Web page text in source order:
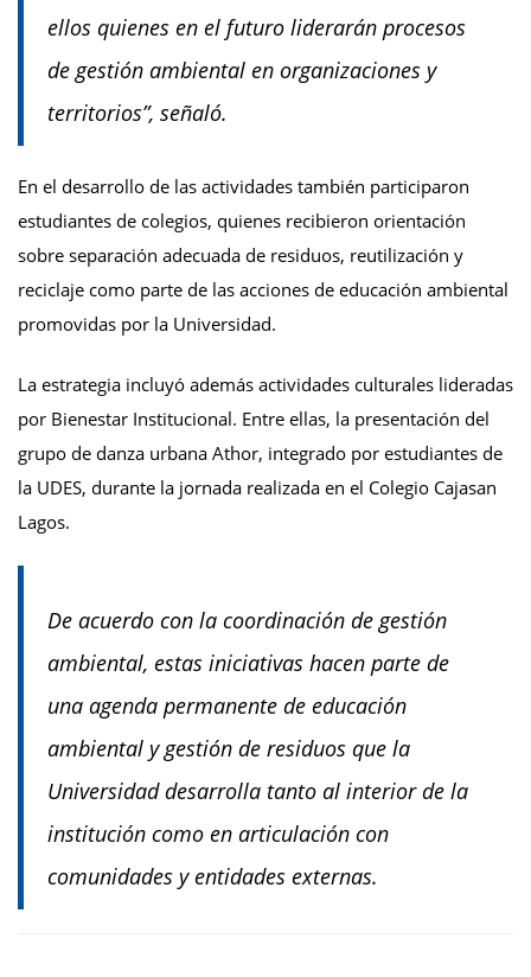
ellos quienes en el futuro liderarán procesos
de gestión ambiental en organizaciones y
territorios”, señaló.
En el desarrollo de las actividades también participaron
estudiantes de colegios, quienes recibieron orientación
sobre separación adecuada de residuos, reutilización y
reciclaje como parte de las acciones de educación ambiental
promovidas por la Universidad.
La estrategia incluyó además actividades culturales lideradas
por Bienestar Institucional. Entre ellas, la presentación del
grupo de danza urbana Athor, integrado por estudiantes de
la UDES, durante la jornada realizada en el Colegio Cajasan
Lagos.
De acuerdo con la coordinación de gestión
ambiental, estas iniciativas hacen parte de
una agenda permanente de educación
ambiental y gestión de residuos que la
Universidad desarrolla tanto al interior de la
institución como en articulación con
comunidades y entidades externas.